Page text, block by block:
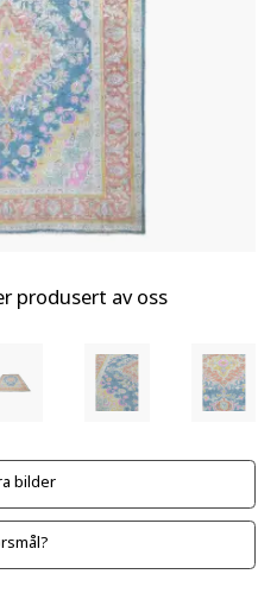
produsert av oss
bilder